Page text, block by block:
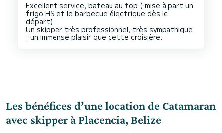
Excellent service, bateau au top ( mise à part un
frigo HS et le barbecue électrique dès le
départ)
Un skipper très professionnel, très sympathique
Les bénéfices d’une location de Catamaran
avec skipper à Placencia, Belize